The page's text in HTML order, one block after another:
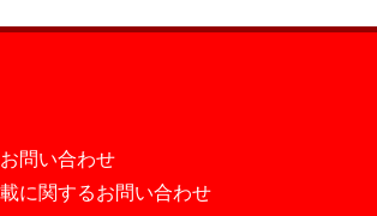
問い合わせ
に関するお問い合わせ